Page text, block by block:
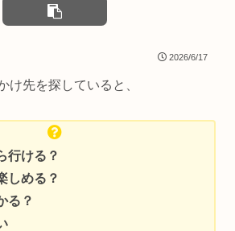
2026/6/17
け先を探していると、
行ける？
しめる？
る？